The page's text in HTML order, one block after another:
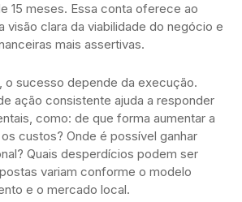
15 meses. Essa conta oferece ao
visão clara da viabilidade do negócio e
mais assertivas.
o sucesso depende da execução.
ação consistente ajuda a responder
como: de que forma aumentar a
custos? Onde é possível ganhar
Quais desperdícios podem ser
variam conforme o modelo
e o mercado local.